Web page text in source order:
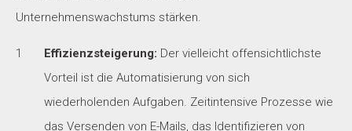
Unternehmenswachstums stärken.
Effizienzsteigerung: Der vielleicht offensichtlichste
Vorteil ist die Automatisierung von sich
wiederholenden Aufgaben. Zeitintensive Prozesse wie
das Versenden von E-Mails, das Identifizieren von